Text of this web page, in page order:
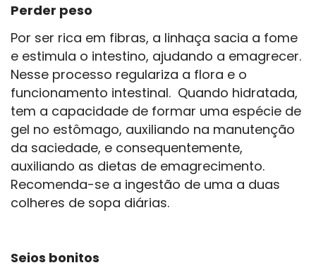
Perder peso
Por ser rica em fibras, a linhaça sacia a fome
e estimula o intestino, ajudando a emagrecer.
Nesse processo regulariza a flora e o
funcionamento intestinal. Quando hidratada,
tem a capacidade de formar uma espécie de
gel no estômago, auxiliando na manutenção
da saciedade, e consequentemente,
auxiliando as dietas de emagrecimento.
Recomenda-se a ingestão de uma a duas
colheres de sopa diárias.
Seios bonitos